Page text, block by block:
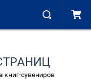
книг-сувениров